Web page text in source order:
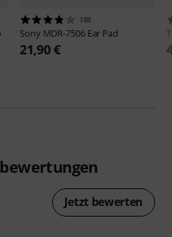
188
Sony MDR-7506 Ear Pad
21,90 €
Jetzt bewerten